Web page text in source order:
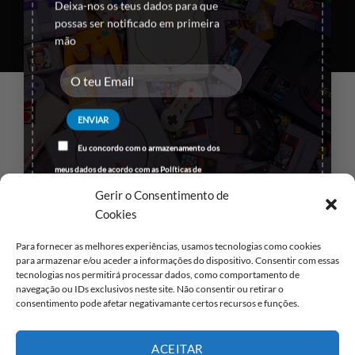
Deixa-nos os teus dados para que
possas ser notificado em primeira
mão
Eu concordo com o armazenamento dos
meus dados de acordo com asPolíticas de
Gerir o Consentimento de
Cookies
Para fornecer as melhores experiências, usamos tecnologias como cookies
para armazenar e/ou aceder a informações do dispositivo. Consentir com essas
tecnologias nos permitirá processar dados, como comportamento de
navegação ou IDs exclusivos neste site. Não consentir ou retirar o
consentimento pode afetar negativamante certos recursos e funções.
ACEITAR
Visa PayPal Stripe MasterCardCash
Delivery
Copyright 2026 © All rights reserved